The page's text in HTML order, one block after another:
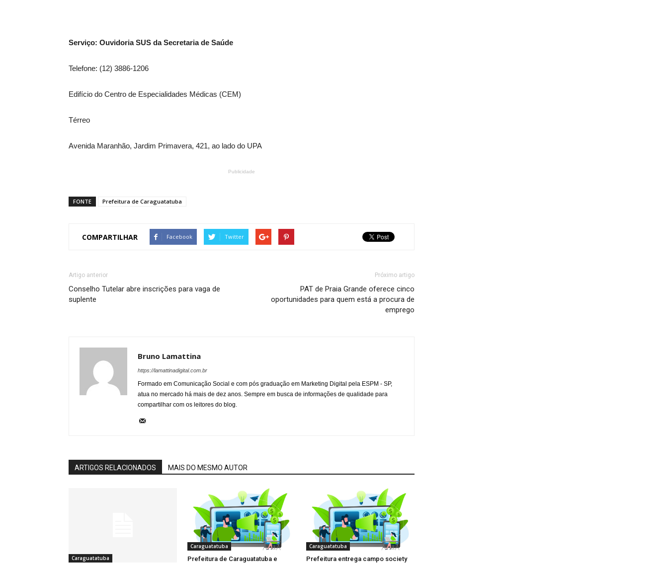
Serviço: Ouvidoria SUS da Secretaria de Saúde
Telefone: (12) 3886-1206
Edifício do Centro de Especialidades Médicas (CEM)
Térreo
Avenida Maranhão, Jardim Primavera, 421, ao lado do UPA
Publicidade
FONTE Prefeitura de Caraguatatuba
COMPARTILHAR Facebook Twitter
Artigo anterior
Conselho Tutelar abre inscrições para vaga de
suplente
Próximo artigo
PAT de Praia Grande oferece cinco
oportunidades para quem está a procura de
emprego
Bruno Lamattina
https://lamattinadigital.com.br
Formado em Comunicação Social e com pós graduação em Marketing Digital pela ESPM - SP,
atua no mercado há mais de dez anos. Sempre em busca de informações de qualidade para
compartilhar com os leitores do blog.
ARTIGOS RELACIONADOS MAIS DO MESMO AUTOR
Caraguatatuba
Caraguatatuba
Prefeitura de Caraguatatuba e
Caraguatatuba
Prefeitura entrega campo society